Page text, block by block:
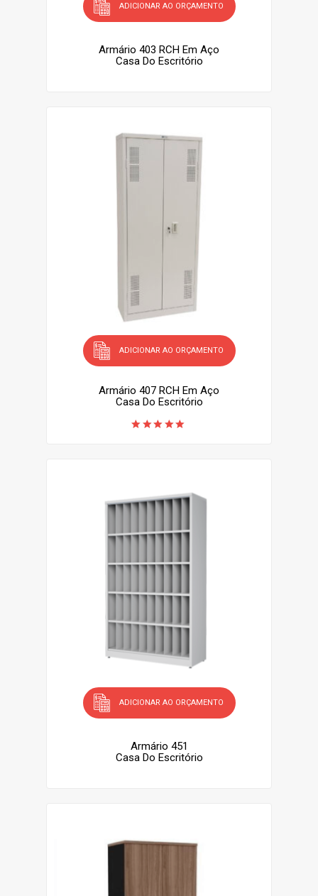
ADICIONAR AO ORÇAMENTO
Armário 403 RCH Em Aço
Casa Do Escritório
ADICIONAR AO ORÇAMENTO
Armário 407 RCH Em Aço
Casa Do Escritório
ADICIONAR AO ORÇAMENTO
Armário 451
Casa Do Escritório